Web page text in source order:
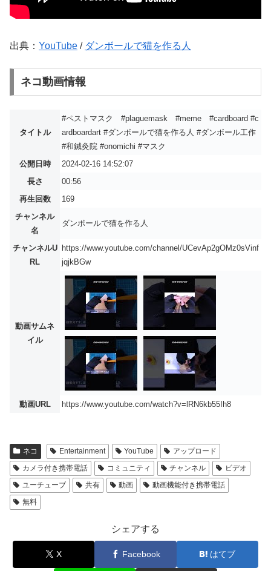
出典： YouTube / ダンボールで猫を作る人
ネコ動画情報
タイトル
#ペストマスク #plaguemask #meme #cardboard #c
ardboardart #ダンボールで猫を作る人 #ダンボール工作
#和鍼灸院 #onomichi #マスク
公開日時
2024-02-16 14:52:07
長さ
00:56
再生回数
169
チャンネル
名
ダンボールで猫を作る人
チャンネルU
RL
https://www.youtube.com/channel/UCevAp2gOMz0sVinf
jqjkBGw
動画サムネ
イル
動画URL https://www.youtube.com/watch?v=lRN6kb55Ih8
ネコ Entertainment YouTube
アップロード
カメラ付き携帯電話
コミュニティ チャンネル
ビデオ
ユーチューブ
共有 動画
動画機能付き携帯電話
無料
シェアする
X Facebook はてブ